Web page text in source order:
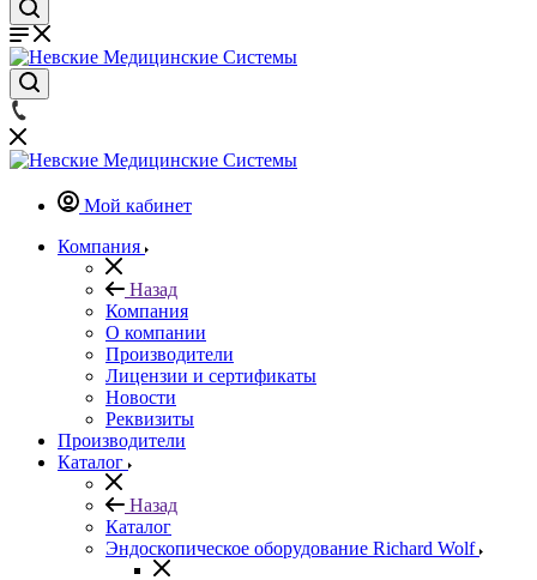
Мой кабинет
Компания
Назад
Компания
О компании
Производители
Лицензии и сертификаты
Новости
Реквизиты
Производители
Каталог
Назад
Каталог
Эндоскопическое оборудование Richard Wolf